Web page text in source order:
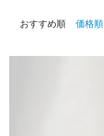
おすすめ順 価格順